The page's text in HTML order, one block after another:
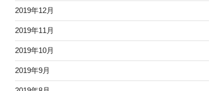
2019年12月
2019年11月
2019年10月
2019年9月